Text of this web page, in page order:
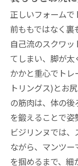
正しいフォームで
前ももではなく裏
自己流のスクワ
てしまい、脚が太
かかと重心でト
トリングス)とお
の筋肉は、体の
を鍛えることで姿
ビジリンヌでは
ながら、マンツ
を掴めるまで、細